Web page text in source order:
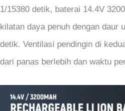
1/15380 detik, baterai 14.4V
kilatan daya penuh dengan daur
detik. Ventilasi pendingin di
dari panas berlebih dan waktu